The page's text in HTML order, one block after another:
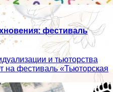
фестиваль
и тьюторства
на фестиваль «Тьюторская